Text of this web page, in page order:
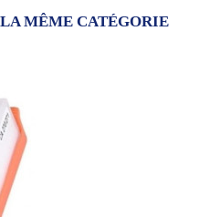
MÊME CATÉGORIE